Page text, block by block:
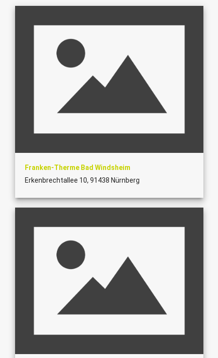
Franken-Therme Bad Windsheim
Erkenbrechtallee 10, 91438 Nürnberg